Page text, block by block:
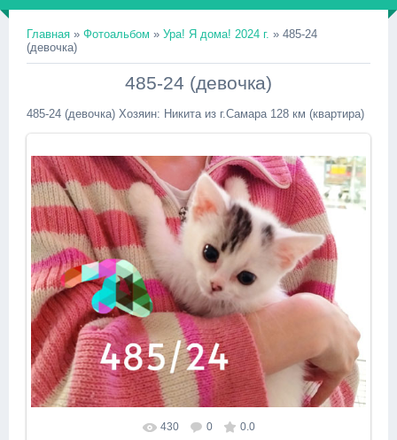
Главная » Фотоальбом » Ура! Я дома! 2024 г. » 485-24
(девочка)
485-24 (девочка)
485-24 (девочка) Хозяин: Никита из г.Самара 128 км (квартира)
430 0 0.0